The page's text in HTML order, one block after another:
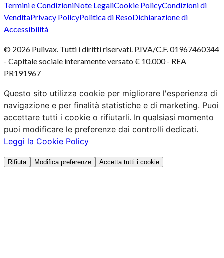
Termini e CondizioniNote LegaliCookie PolicyCondizioni di
VenditaPrivacy PolicyPolitica di ResoDichiarazione di
Accessibilità
© 2026 Pulivax. Tutti i diritti riservati. P.IVA/C.F. 01967460344
- Capitale sociale interamente versato € 10.000 - REA
PR191967
Questo sito utilizza cookie per migliorare l'esperienza di
navigazione e per finalità statistiche e di marketing. Puoi
accettare tutti i cookie o rifiutarli. In qualsiasi momento
puoi modificare le preferenze dai controlli dedicati.
Leggi la Cookie Policy
Rifiuta Modifica preferenze Accetta tutti i cookie